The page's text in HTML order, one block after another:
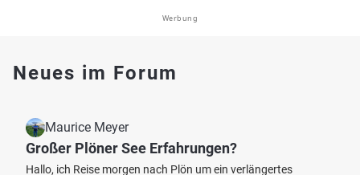
Werbung
Neues im Forum
Maurice Meyer
Großer Plöner See Erfahrungen?
Hallo, ich Reise morgen nach Plön um ein verlängertes